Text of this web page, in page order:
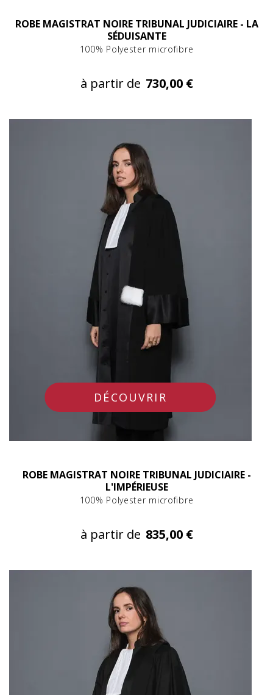
ROBE MAGISTRAT NOIRE TRIBUNAL JUDICIAIRE - LA
SÉDUISANTE
100% Polyester microfibre
à partir de 730,00 €
DÉCOUVRIR
ROBE MAGISTRAT NOIRE TRIBUNAL JUDICIAIRE -
L'IMPÉRIEUSE
100% Polyester microfibre
à partir de 835,00 €